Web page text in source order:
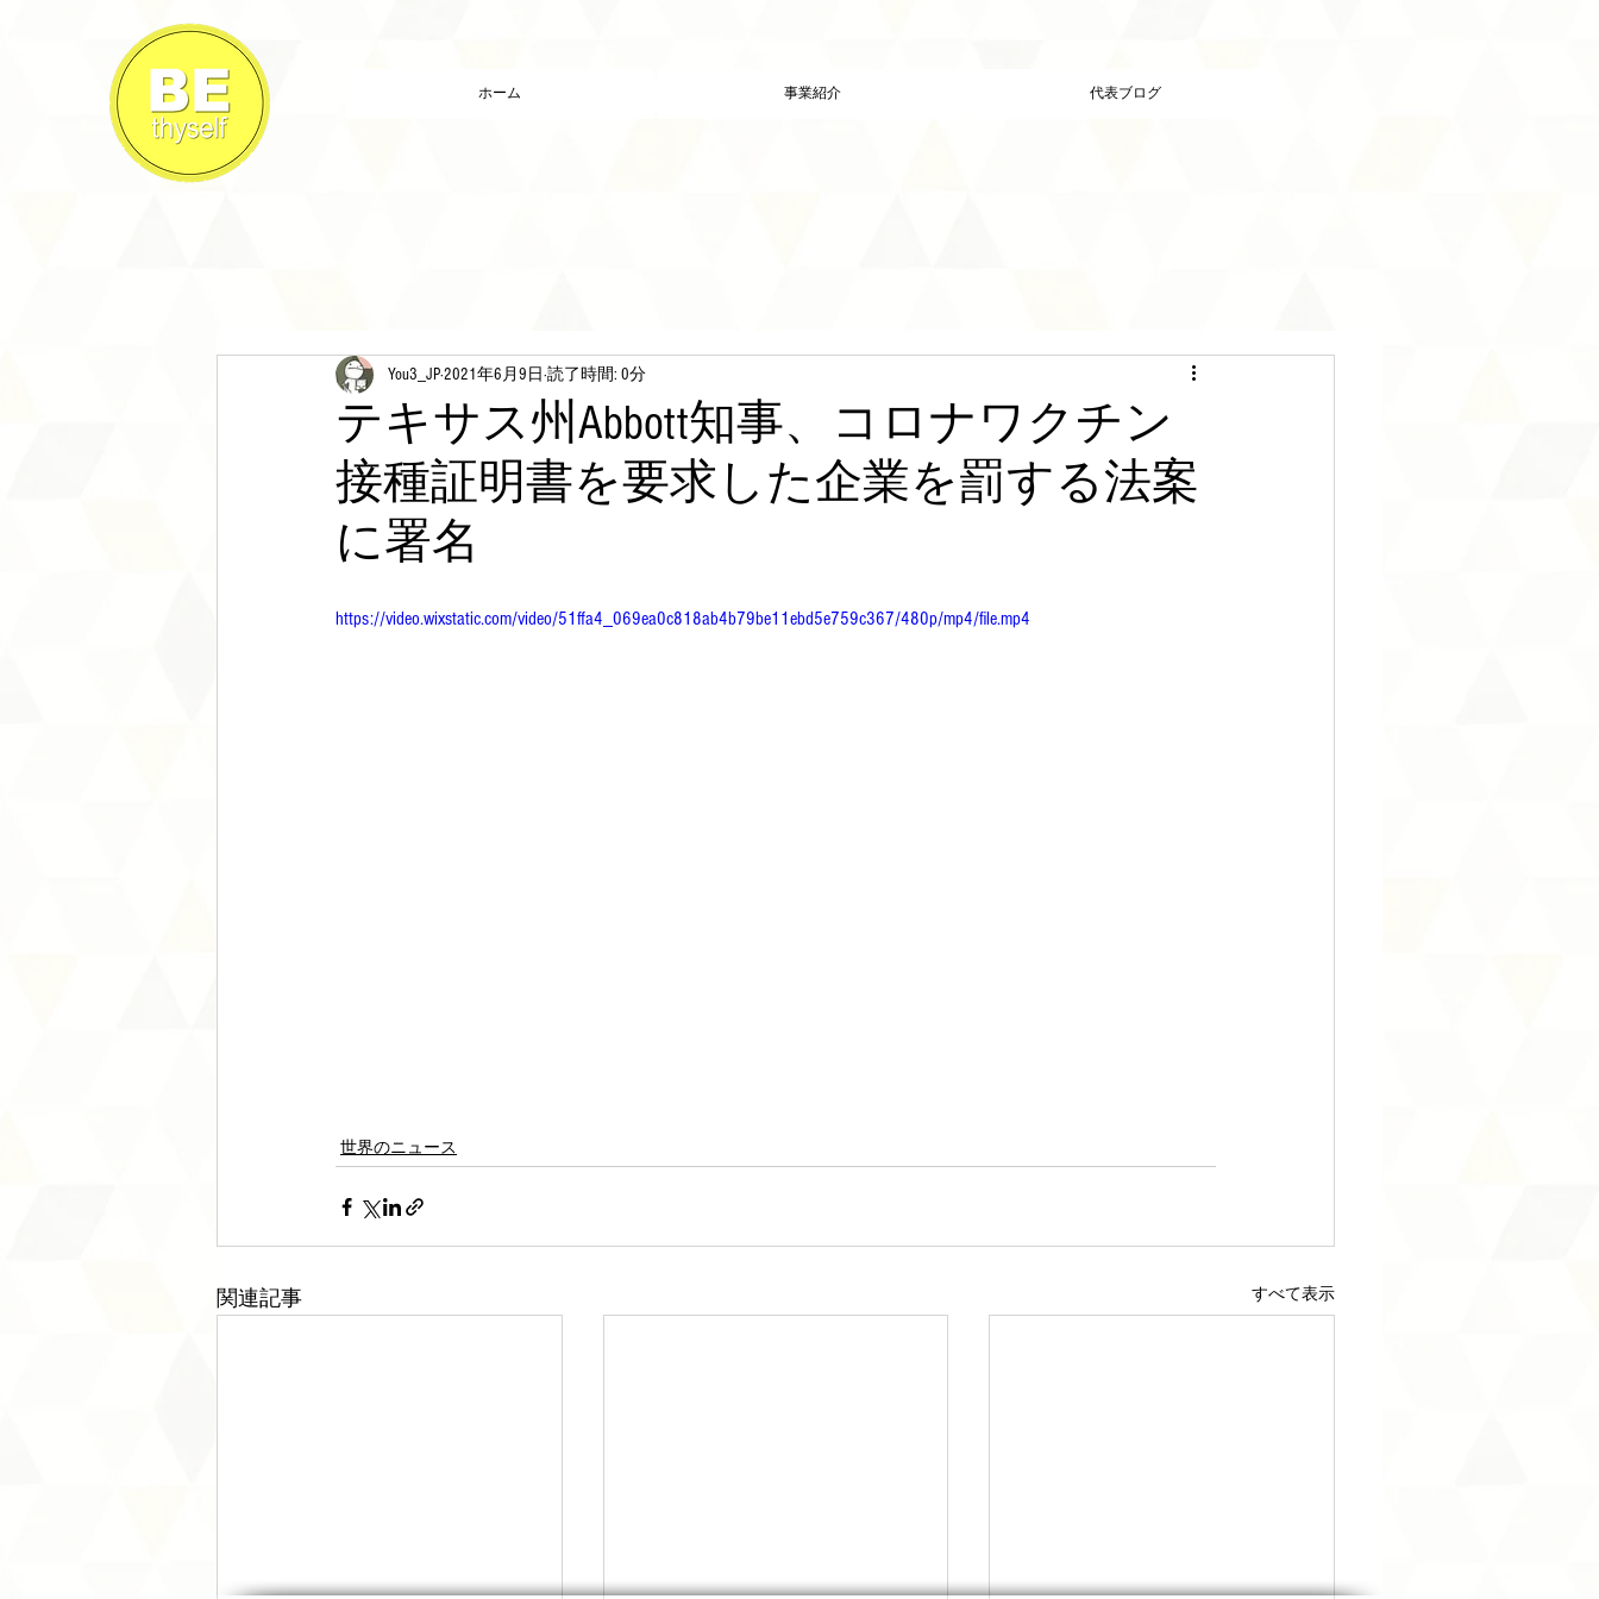
ホーム 事業紹介 代表ブログ
テキサス州Abbott知事、コロナワクチン
接種証明書を要求した企業を罰する法案
に署名
You3_JP2021年6月9日 読了時間: 0分
https://video.wixstatic.com/video/51ffa4_069ea0c818ab4b79be11ebd5e759c367/480p/mp4/file.mp4
世界のニュース
関連記事 すべて表示